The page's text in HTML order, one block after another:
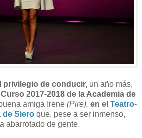
privilegio de conducir, un año más,
2017-2018 de la Academia de
amiga Irene (Pire), en el Teatro-
de Sieroque, pese a ser inmenso,
abarrotado de gente.